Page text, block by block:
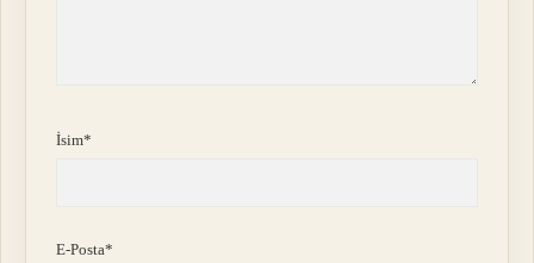
İsim*
E-Posta*